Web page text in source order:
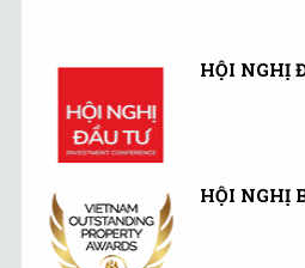
HỘI NGHỊ
HỘI NGHỊ